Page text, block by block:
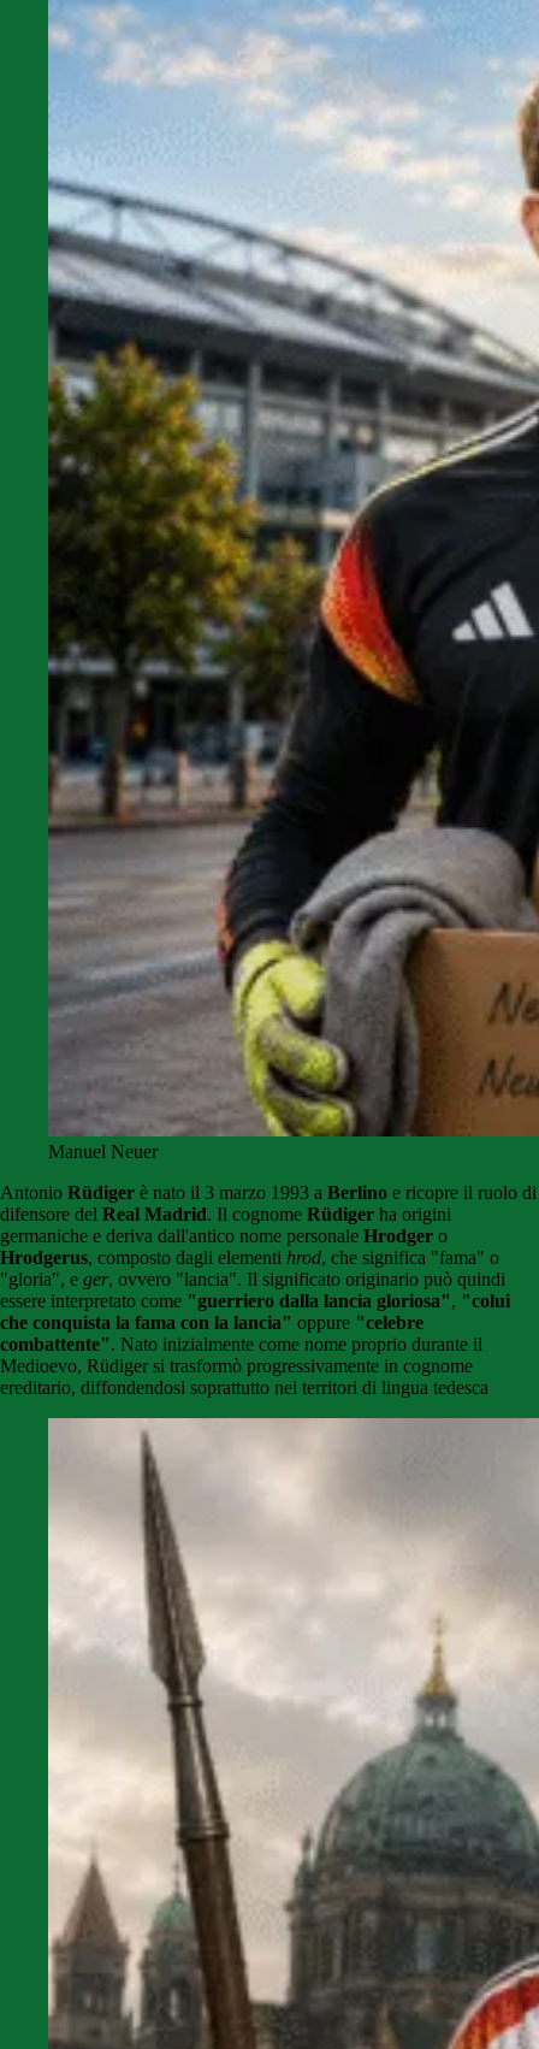
Manuel Neuer
Antonio Rüdiger è nato il 3 marzo 1993 a Berlino e ricopre il ruolo di
difensore del Real Madrid. Il cognome Rüdiger ha origini
germaniche e deriva dall'antico nome personale Hrodger o
Hrodgerus, composto dagli elementi hrod, che significa "fama" o
"gloria", e ger, ovvero "lancia". Il significato originario può quindi
essere interpretato come "guerriero dalla lancia gloriosa", "colui
che conquista la fama con la lancia" oppure "celebre
combattente". Nato inizialmente come nome proprio durante il
Medioevo, Rüdiger si trasformò progressivamente in cognome
ereditario, diffondendosi soprattutto nei territori di lingua tedesca